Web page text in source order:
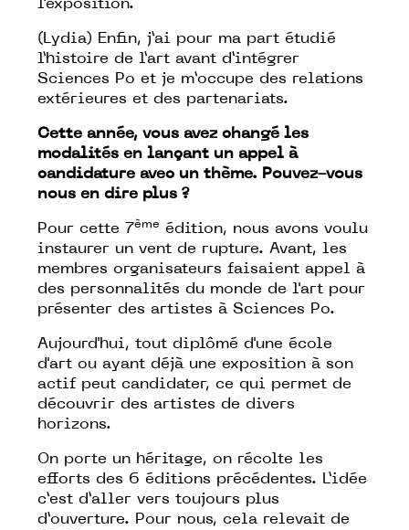
l’exposition.
(Lydia) Enfin, j’ai pour ma part étudié
l’histoire de l’art avant d’intégrer
Sciences Po et je m’occupe des relations
extérieures et des partenariats.
Cette année, vous avez changé les
modalités en lançant un appel à
candidature avec un thème. Pouvez-vous
nous en dire plus ?
Pour cette 7ème édition, nous avons voulu
instaurer un vent de rupture. Avant, les
membres organisateurs faisaient appel à
des personnalités du monde de l'art pour
présenter des artistes à Sciences Po.
Aujourd'hui, tout diplômé d'une école
d'art ou ayant déjà une exposition à son
actif peut candidater, ce qui permet de
découvrir des artistes de divers
horizons.
On porte un héritage, on récolte les
efforts des 6 éditions précédentes. L’idée
c’est d’aller vers toujours plus
d’ouverture. Pour nous, cela relevait de